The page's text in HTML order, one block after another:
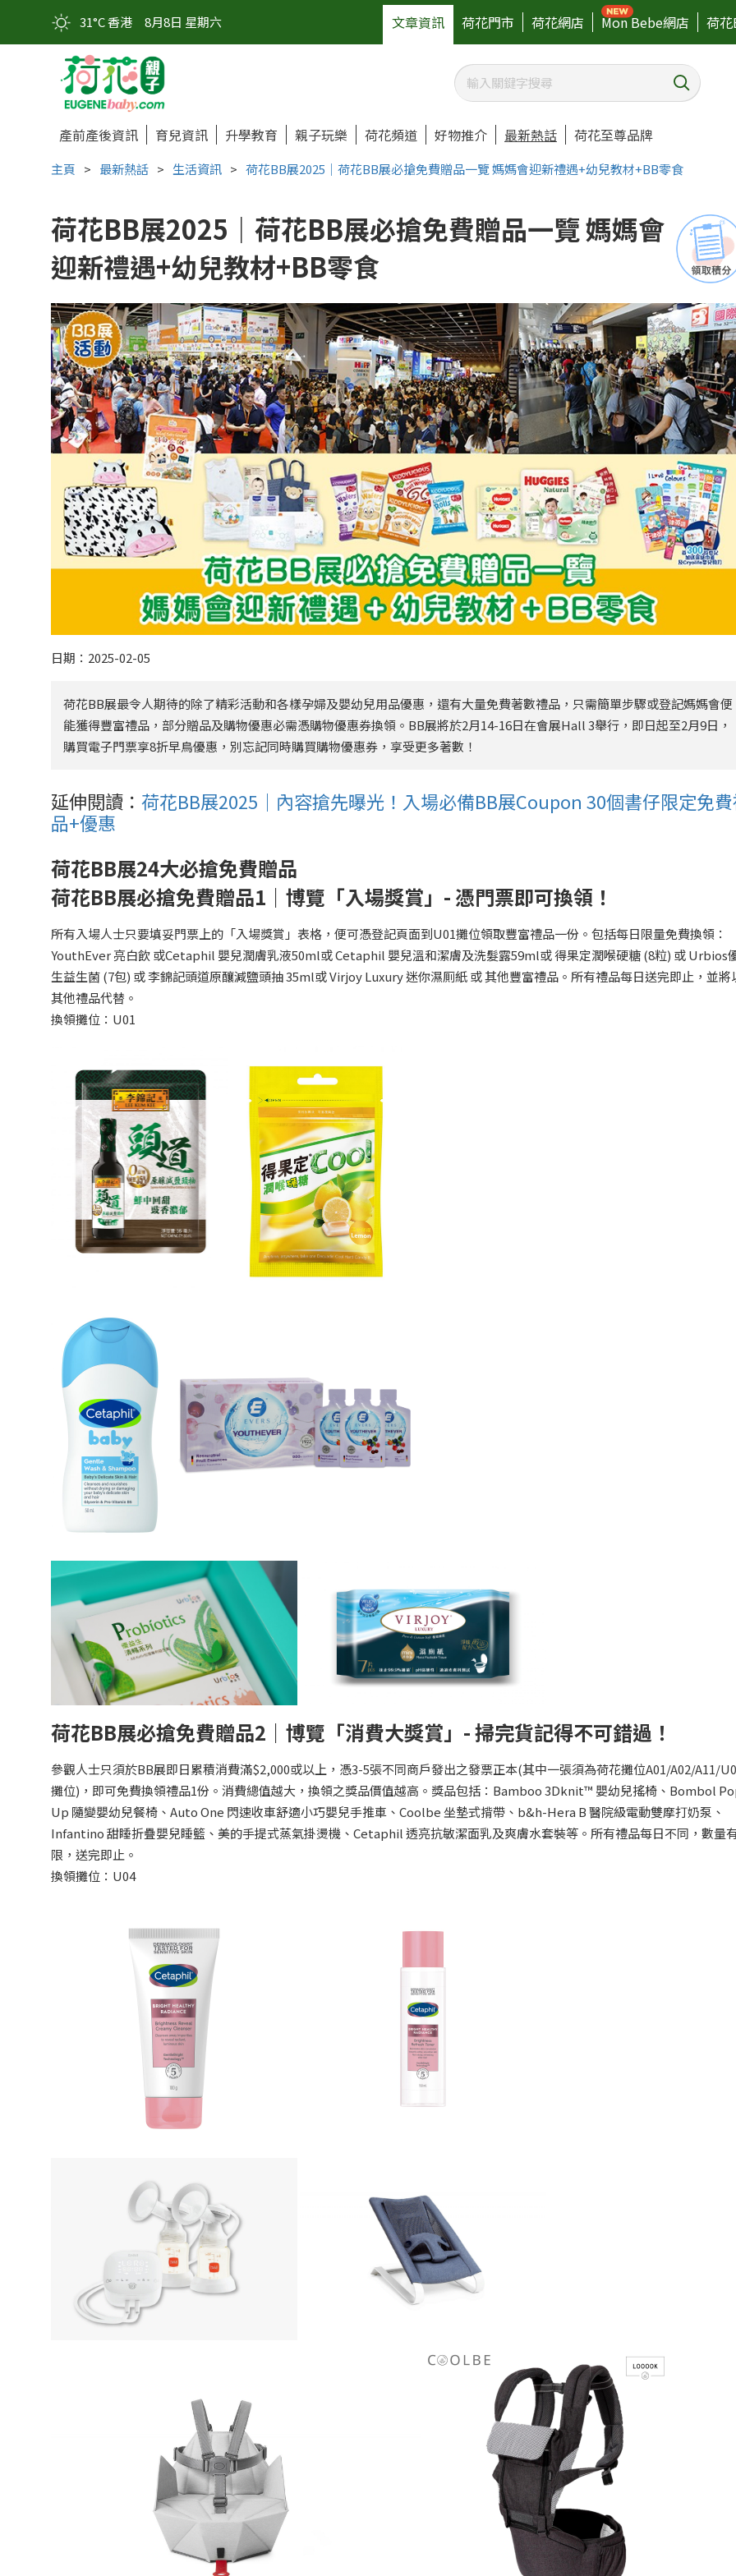
31°C 香港 8月8日 星期六 文章資訊 荷花門市 荷花網店 Mon Bebe網店 荷
產前產後資訊 育兒資訊 升學教育 親子玩樂 荷花頻道 好物推介 最新熱話 荷花至尊品牌
主頁 > 最新熱話 > 生活資訊 > 荷花BB展2025｜荷花BB展必搶免費贈品一覽 媽媽會迎新禮遇+幼兒教材+BB零食
荷花BB展2025｜荷花BB展必搶免費贈品一覽 媽媽會
迎新禮遇+幼兒教材+BB零食
日期：2025-02-05
荷花BB展最令人期待的除了精彩活動和各樣孕婦及嬰幼兒用品優惠，還有大量免費著數禮品，只需簡單步驟或登記媽媽會便
能獲得豐富禮品，部分贈品及購物優惠必需憑購物優惠券換領。BB展將於2月14-16日在會展Hall 3舉行，即日起至2月9日，
購買電子門票享8折早鳥優惠，別忘記同時購買購物優惠券，享受更多著數！
延伸閱讀： 荷花BB展2025｜內容搶先曝光！入場必備BB展Coupon 30個書仔限定免
品+優惠
荷花BB展24大必搶免費贈品
荷花BB展必搶免費贈品1｜博覽「入場獎賞」- 憑門票即可換領！
所有入場人士只要填妥門票上的「入場獎賞」表格，便可憑登記頁面到U01攤位領取豐富禮品一份。包括每日限量免費換領：
YouthEver 亮白飲 或Cetaphil 嬰兒潤膚乳液50ml或 Cetaphil 嬰兒溫和潔膚及洗髮露59ml或 得果定潤喉硬糖 (8粒) 或 Urbios
生益生菌 (7包) 或 李錦記頭道原釀減鹽頭抽 35ml或 Virjoy Luxury 迷你濕厠紙 或 其他豐富禮品。所有禮品每日送完即止，並將
其他禮品代替。
換領攤位：U01
荷花BB展必搶免費贈品2｜博覽「消費大獎賞」- 掃完貨記得不可錯過！
參觀人士只須於BB展即日累積消費滿$2,000或以上，憑3-5張不同商戶發出之發票正本(其中一張須為荷花攤位A01/A02/A11/
攤位)，即可免費換領禮品1份。消費總值越大，換領之獎品價值越高。獎品包括：Bamboo 3Dknit™ 嬰幼兒搖椅、Bombol
Up 隨變嬰幼兒餐椅、Auto One 閃速收車舒適小巧嬰兒手推車、Coolbe 坐墊式揹帶、b&h-Hera B 醫院級電動雙摩打奶泵、
Infantino 甜睡折疊嬰兒睡籃、美的手提式蒸氣掛燙機、Cetaphil 透亮抗敏潔面乳及爽膚水套裝等。所有禮品每日不同，數量
限，送完即止。
換領攤位：U04